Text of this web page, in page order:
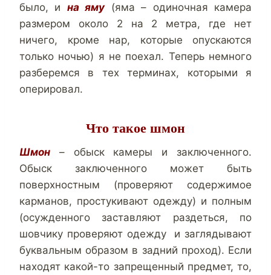
было, и на яму(яма – одиночная камера
размером около 2 на 2 метра, где нет
ничего, кроме нар, которые опускаются
только ночью) я не поехал. Теперь немного
разберемся в тех терминах, которыми я
оперировал.
Что такое шмон
Шмон – обыск камеры и заключенного.
Обыск заключенного может быть
поверхностным (проверяют содержимое
карманов, простукивают одежду) и полным
(осужденного заставляют раздеться, по
шовчику проверяют одежду и заглядывают
буквальным образом в задний проход). Если
находят какой-то запрещенный предмет, то,